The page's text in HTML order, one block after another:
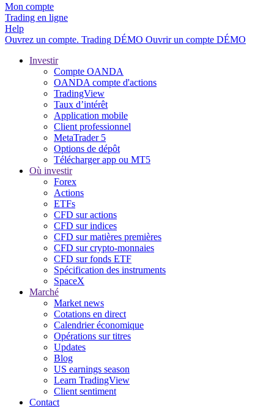
Mon compte
Trading en ligne
Help
Ouvrez un compte. Trading DÉMO Ouvrir un compte DÉMO
Investir
Compte OANDA
OANDA compte d'actions
TradingView
Taux d’intérêt
Application mobile
Client professionnel
MetaTrader 5
Options de dépôt
Télécharger app ou MT5
Où investir
Forex
Actions
ETFs
CFD sur actions
CFD sur indices
CFD sur matières premières
CFD sur crypto-monnaies
CFD sur fonds ETF
Spécification des instruments
SpaceX
Marché
Market news
Cotations en direct
Calendrier économique
Opérations sur titres
Updates
Blog
US earnings season
Learn TradingView
Client sentiment
Contact